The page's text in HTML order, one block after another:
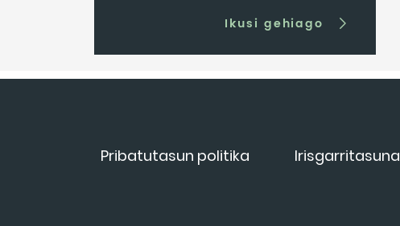
Ikusi gehiago
Pribatutasun politika Irisgarritasuna